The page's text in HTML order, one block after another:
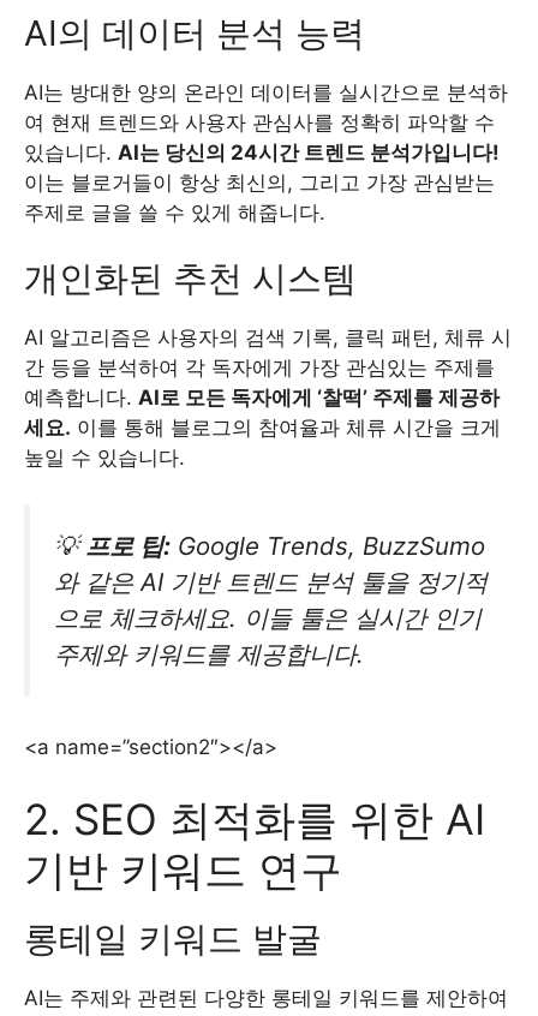
AI의 데이터 분석 능력
AI는 방대한 양의 온라인 데이터를 실시간으로 분석하
여 현재 트렌드와 사용자 관심사를 정확히 파악할 수
있습니다. AI는 당신의 24시간 트렌드 분석가입니다!
이는 블로거들이 항상 최신의, 그리고 가장 관심받는
주제로 글을 쓸 수 있게 해줍니다.
개인화된 추천 시스템
AI 알고리즘은 사용자의 검색 기록, 클릭 패턴, 체류 시
간 등을 분석하여 각 독자에게 가장 관심있는 주제를
예측합니다. AI로 모든 독자에게 ‘찰떡’ 주제를 제공하
세요. 이를 통해 블로그의 참여율과 체류 시간을 크게
높일 수 있습니다.
💡프로 팁: Google Trends, BuzzSumo
와 같은 AI 기반 트렌드 분석 툴을 정기적
으로 체크하세요. 이들 툴은 실시간 인기
주제와 키워드를 제공합니다.
<a name=”section2″></a>
2. SEO 최적화를 위한 AI
기반 키워드 연구
롱테일 키워드 발굴
AI는 주제와 관련된 다양한 롱테일 키워드를 제안하여